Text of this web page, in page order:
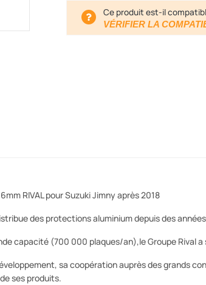
Ce produit est-il
VÉRIFIER LA
RIVAL pour Suzuki Jimny après 2018
des protections aluminium depuis des
capacité (700 000 plaques/an),le Groupe Rival
sa coopération auprès des grands
ses produits.